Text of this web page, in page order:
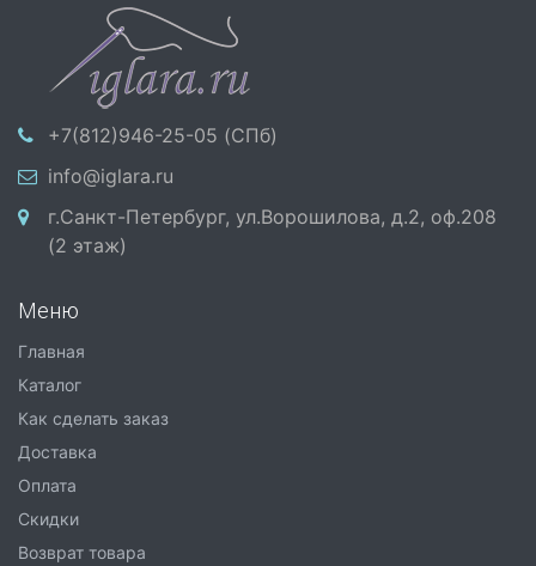
+7(812)946-25-05 (СПб)
info@iglara.ru
г.Санкт-Петербург, ул.Ворошилова, д.2, оф.208
(2 этаж)
Меню
Главная
Каталог
Как сделать заказ
Доставка
Оплата
Скидки
Возврат товара